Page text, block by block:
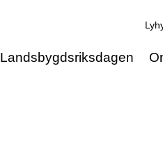
Landsbygdsriksdagen